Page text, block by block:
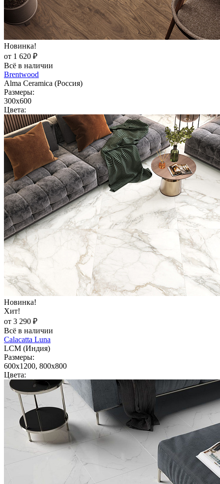
Новинка!
от 1 620 ₽
Всё в наличии
Brentwood
Alma Ceramica (Россия)
Размеры:
300x600
Цвета:
Новинка!
Хит!
от 3 290 ₽
Всё в наличии
Calacatta Luna
LCM (Индия)
Размеры:
600x1200, 800x800
Цвета: